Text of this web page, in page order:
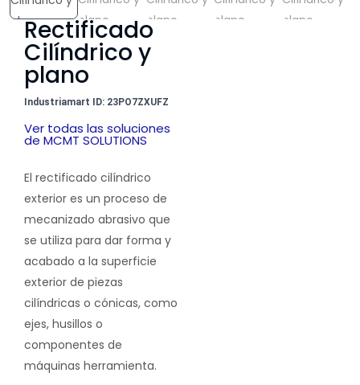
Rectificado
Cilíndrico y
plano
Industriamart ID: 23PO7ZXUFZ
Ver todas las soluciones
de MCMT SOLUTIONS
El rectificado cilíndrico
exterior es un proceso de
mecanizado abrasivo que
se utiliza para dar forma y
acabado a la superficie
exterior de piezas
cilíndricas o cónicas, como
ejes, husillos o
componentes de
máquinas herramienta.